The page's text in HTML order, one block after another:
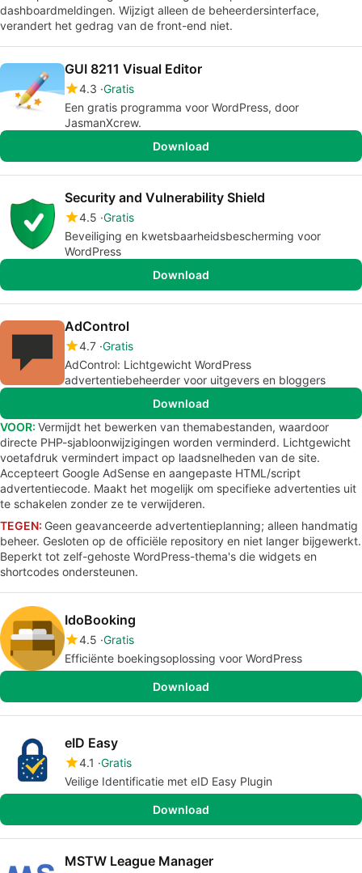
dashboardmeldingen. Wijzigt alleen de beheerdersinterface,
verandert het gedrag van de front-end niet.
GUI 8211 Visual Editor
4.3 Gratis
Een gratis programma voor WordPress, door
JasmanXcrew.
Download
Security and Vulnerability Shield
4.5 Gratis
Beveiliging en kwetsbaarheidsbescherming voor
WordPress
Download
AdControl
4.7 Gratis
AdControl: Lichtgewicht WordPress
advertentiebeheerder voor uitgevers en bloggers
Download
VOOR: Vermijdt het bewerken van themabestanden, waardoor
directe PHP-sjabloonwijzigingen worden verminderd. Lichtgewicht
voetafdruk vermindert impact op laadsnelheden van de site.
Accepteert Google AdSense en aangepaste HTML/script
advertentiecode. Maakt het mogelijk om specifieke advertenties uit
te schakelen zonder ze te verwijderen.
TEGEN: Geen geavanceerde advertentieplanning; alleen handmatig
beheer. Gesloten op de officiële repository en niet langer bijgewerkt.
Beperkt tot zelf-gehoste WordPress-thema's die widgets en
shortcodes ondersteunen.
IdoBooking
4.5 Gratis
Efficiënte boekingsoplossing voor WordPress
Download
eID Easy
4.1 Gratis
Veilige Identificatie met eID Easy Plugin
Download
MSTW League Manager